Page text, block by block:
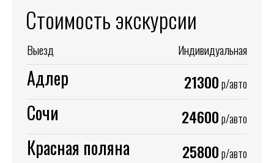
Стоимость экскурсии
Выезд Индивидуальная
Адлер 21300р/авто
Сочи 24600р/авто
Красная поляна 25800р/авто